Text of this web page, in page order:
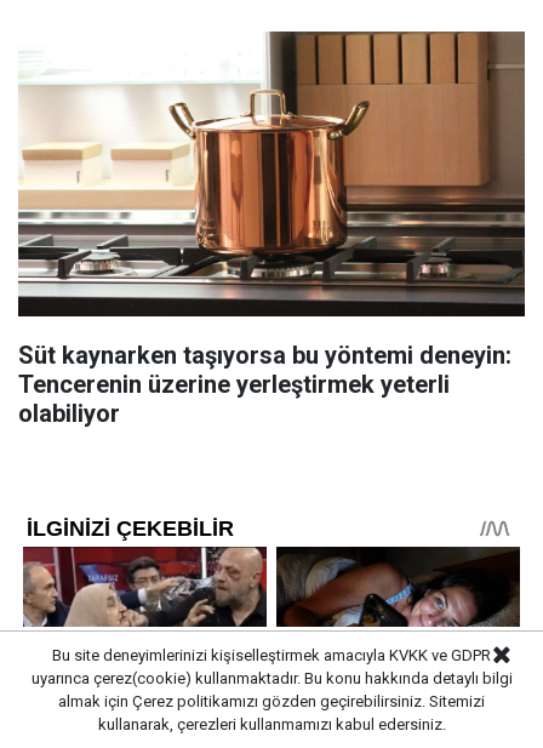
Süt kaynarken taşıyorsa bu yöntemi deneyin:
Tencerenin üzerine yerleştirmek yeterli
olabiliyor
Bu site deneyimlerinizi kişiselleştirmek amacıyla KVKK ve GDPR
uyarınca çerez(cookie) kullanmaktadır. Bu konu hakkında detaylı bilgi
almak için Çerez politikamızı gözden geçirebilirsiniz. Sitemizi
kullanarak, çerezleri kullanmamızı kabul edersiniz.